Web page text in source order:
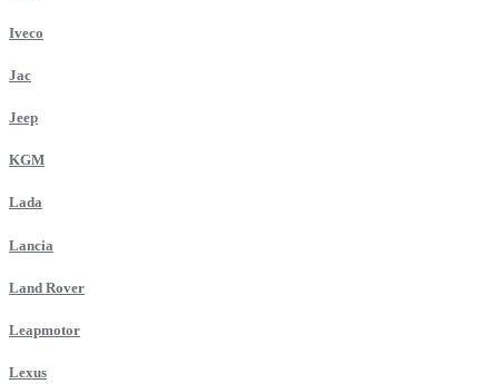
Iveco
Jac
Jeep
KGM
Lada
Lancia
Land Rover
Leapmotor
Lexus